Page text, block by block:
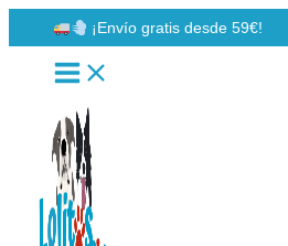
al
contenido
¡Envío gratis desde 59€!